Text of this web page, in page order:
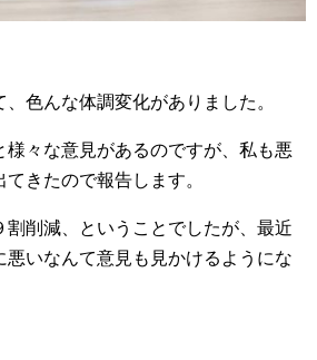
色んな体調変化がありました。
様々な意見があるのですが、私も悪
きたので報告します。
割削減、ということでしたが、最近
悪いなんて意見も見かけるようにな